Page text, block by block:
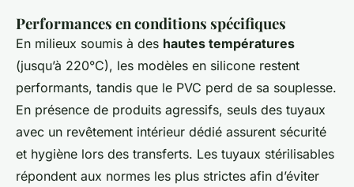
Performances en conditions spécifiques
En milieux soumis à des hautes températures
(jusqu’à 220°C), les modèles en silicone restent
performants, tandis que le PVC perd de sa souplesse.
En présence de produits agressifs, seuls des tuyaux
avec un revêtement intérieur dédié assurent sécurité
et hygiène lors des transferts. Les tuyaux stérilisables
répondent aux normes les plus strictes afin d’éviter